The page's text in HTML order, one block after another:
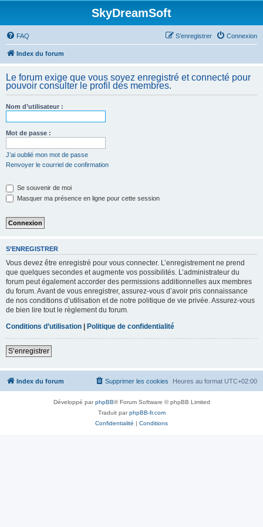
SkyDreamSoft
FAQ Connexion
S’enregistrer
Index du forum
Le forum exige que vous soyez enregistré et connecté pour
pouvoir consulter le profil des membres.
Nom d’utilisateur :
Mot de passe :
J’ai oublié mon mot de passe
Renvoyer le courriel de confirmation
Se souvenir de moi
Masquer ma présence en ligne pour cette session
S’ENREGISTRER
Vous devez être enregistré pour vous connecter. L’enregistrement ne prend
que quelques secondes et augmente vos possibilités. L’administrateur du
forum peut également accorder des permissions additionnelles aux membres
du forum. Avant de vous enregistrer, assurez-vous d’avoir pris connaissance
de nos conditions d’utilisation et de notre politique de vie privée. Assurez-vous
de bien lire tout le règlement du forum.
Conditions d’utilisation | Politique de confidentialité
S’enregistrer
Index du forum Heures au format UTC+02:00
Supprimer les cookies
Développé parphpBB® Forum Software © phpBB Limited
Traduit parphpBB-fr.com
Confidentialité | Conditions